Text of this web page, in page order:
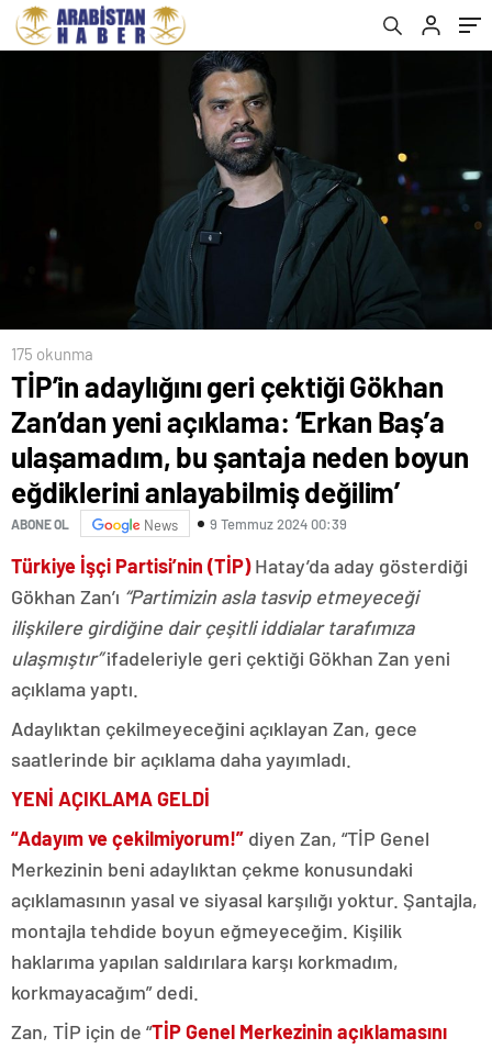
şantaja neden boyun eğdiklerini
anlayabilmiş değilim’
175 okunma
TİP’in adaylığını geri çektiği Gökhan
Zan’dan yeni açıklama: ‘Erkan Baş’a
ulaşamadım, bu şantaja neden boyun
eğdiklerini anlayabilmiş değilim’
ABONE OL News 9 Temmuz 2024 00:39
Türkiye İşçi Partisi’nin (TİP)Hatay’da aday gösterdiği
Gökhan Zan’ı “Partimizin asla tasvip etmeyeceği
ilişkilere girdiğine dair çeşitli iddialar tarafımıza
ulaşmıştır”ifadeleriyle geri çektiği Gökhan Zan yeni
açıklama yaptı.
Adaylıktan çekilmeyeceğini açıklayan Zan, gece
saatlerinde bir açıklama daha yayımladı.
YENİ AÇIKLAMA GELDİ
“Adayım ve çekilmiyorum!” diyen Zan, “TİP Genel
Merkezinin beni adaylıktan çekme konusundaki
açıklamasının yasal ve siyasal karşılığı yoktur. Şantajla,
montajla tehdide boyun eğmeyeceğim. Kişilik
haklarıma yapılan saldırılara karşı korkmadım,
korkmayacağım” dedi.
Zan, TİP için de “TİP Genel Merkezinin açıklamasını
yakandadır’